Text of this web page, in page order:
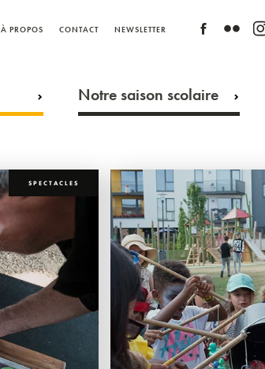
À PROPOS CONTACT NEWSLETTER
Notre saison scolaire
SPECTACLES